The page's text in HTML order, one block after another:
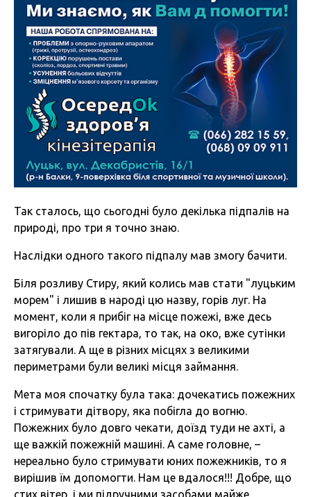
Так сталось, що сьогодні було декілька підпалів на
природі, про три я точно знаю.
Наслідки одного такого підпалу мав змогу бачити.
Біля розливу Стиру, який колись мав стати "луцьким
морем" і лишив в народі цю назву, горів луг. На
момент, коли я прибіг на місце пожежі, вже десь
вигоріло до пів гектара, то так, на око, вже сутінки
затягували. А ще в різних місцях з великими
периметрами були великі місця займання.
Мета моя спочатку була така: дочекатись пожежних
і стримувати дітвору, яка побігла до вогню.
Пожежних було довго чекати, доїзд туди не ахті, а
ще важкій пожежній машині. А саме головне, –
нереально було стримувати юних пожежників, то я
вирішив їм допомогти. Нам це вдалося!!! Добре, що
стих вітер, і ми підручними засобами майже